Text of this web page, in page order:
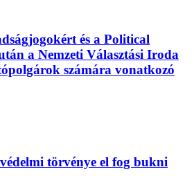
és a Political
a Nemzeti Választási Iroda
számára vonatkozó
törvénye el fog bukni